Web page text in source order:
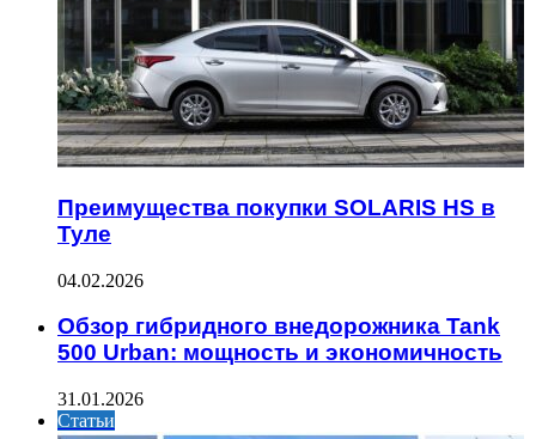
Преимущества покупки SOLARIS HS в
Туле
04.02.2026
Обзор гибридного внедорожника Tank
500 Urban: мощность и экономичность
31.01.2026
Статьи